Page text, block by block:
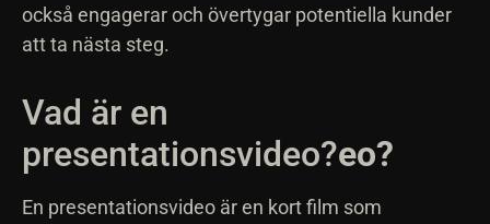
också engagerar och övertygar potentiella kunder
att ta nästa steg.
Vad är en
presentationsvideo?eo?
En presentationsvideo är en kort film som